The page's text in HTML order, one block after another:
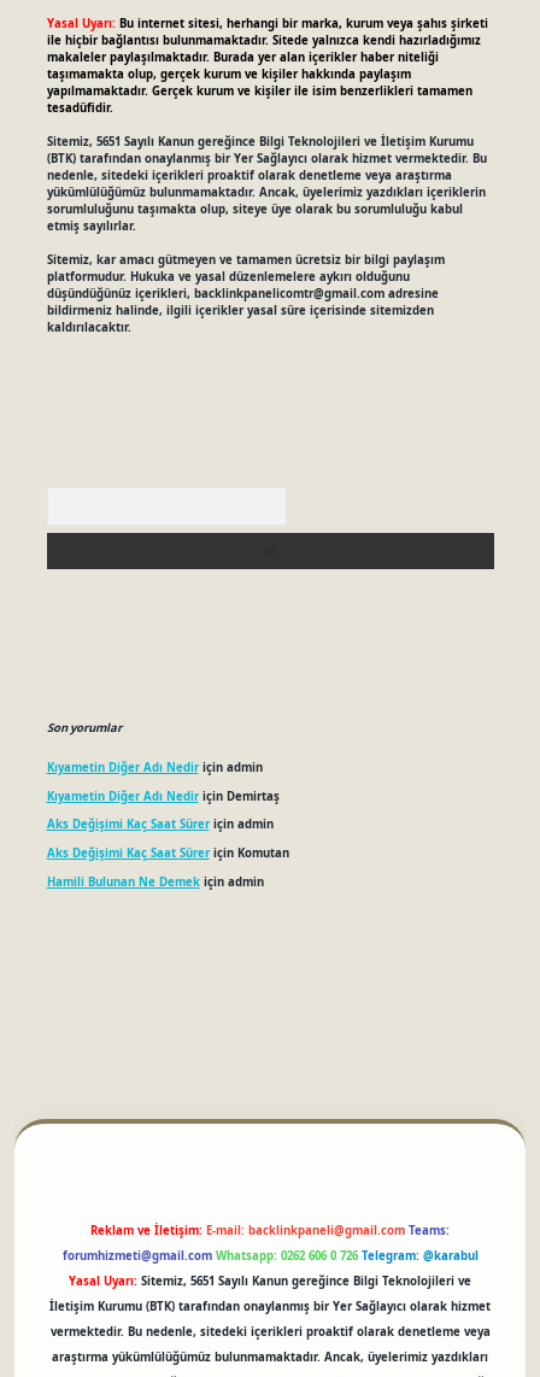
Yasal Uyarı: Bu internet sitesi, herhangi bir marka, kurum veya şahıs şirketi
ile hiçbir bağlantısı bulunmamaktadır. Sitede yalnızca kendi hazırladığımız
makaleler paylaşılmaktadır. Burada yer alan içerikler haber niteliği
taşımamakta olup, gerçek kurum ve kişiler hakkında paylaşım
yapılmamaktadır. Gerçek kurum ve kişiler ile isim benzerlikleri tamamen
tesadüfidir.
Sitemiz, 5651 Sayılı Kanun gereğince Bilgi Teknolojileri ve İletişim Kurumu
(BTK) tarafından onaylanmış bir Yer Sağlayıcı olarak hizmet vermektedir. Bu
nedenle, sitedeki içerikleri proaktif olarak denetleme veya araştırma
yükümlülüğümüz bulunmamaktadır. Ancak, üyelerimiz yazdıkları içeriklerin
sorumluluğunu taşımakta olup, siteye üye olarak bu sorumluluğu kabul
etmiş sayılırlar.
Sitemiz, kar amacı gütmeyen ve tamamen ücretsiz bir bilgi paylaşım
platformudur. Hukuka ve yasal düzenlemelere aykırı olduğunu
düşündüğünüz içerikleri, backlinkpanelicomtr@gmail.comadresine
bildirmeniz halinde, ilgili içerikler yasal süre içerisinde sitemizden
kaldırılacaktır.
Son yorumlar
Kıyametin Diğer Adı Nediriçin admin
Kıyametin Diğer Adı Nediriçin Demirtaş
Aks Değişimi Kaç Saat Süreriçin admin
Aks Değişimi Kaç Saat Süreriçin Komutan
Hamili Bulunan Ne Demekiçin admin
Reklam ve İletişim: E-mail: backlinkpaneli@gmail.com Teams:
forumhizmeti@gmail.com Whatsapp: 0262 606 0 726 Telegram: @karabul
Yasal Uyarı: Sitemiz, 5651 Sayılı Kanun gereğince Bilgi Teknolojileri ve
İletişim Kurumu (BTK) tarafından onaylanmış bir Yer Sağlayıcı olarak hizmet
vermektedir. Bu nedenle, sitedeki içerikleri proaktif olarak denetleme veya
araştırma yükümlülüğümüz bulunmamaktadır. Ancak, üyelerimiz yazdıkları